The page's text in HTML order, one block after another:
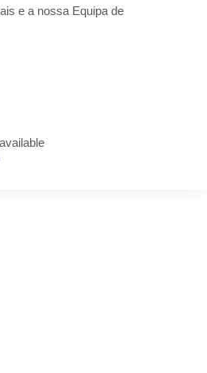
e a nossa Equipa de